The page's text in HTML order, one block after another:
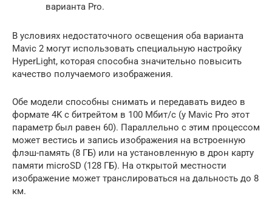
варианта Pro.
В условиях недостаточного освещения оба варианта
Mavic 2 могут использовать специальную настройку
HyperLight, которая способна значительно повысить
качество получаемого изображения.
Обе модели способны снимать и передавать видео в
формате 4K с битрейтом в 100 Мбит/с (у Mavic Pro этот
параметр был равен 60). Параллельно с этим процессом
может вестись и запись изображения на встроенную
флэш-память (8 ГБ) или на установленную в дрон карту
памяти microSD (128 ГБ). На открытой местности
изображение может транслироваться на дальность до 8
км.